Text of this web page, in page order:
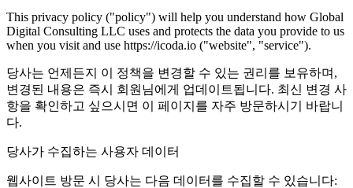
This privacy policy ("policy") will help you understand how Global
Digital Consulting LLC uses and protects the data you provide to us
when you visit and use https://icoda.io ("website", "service").
당사는 언제든지 이 정책을 변경할 수 있는 권리를 보유하며,
변경된 내용은 즉시 회원님에게 업데이트됩니다. 최신 변경 사
항을 확인하고 싶으시면 이 페이지를 자주 방문하시기 바랍니
다.
당사가 수집하는 사용자 데이터
웹사이트 방문 시 당사는 다음 데이터를 수집할 수 있습니다: